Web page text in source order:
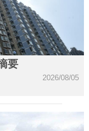
要
2026/08/05